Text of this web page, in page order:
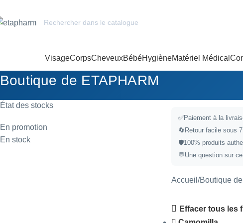
VisageCorpsCheveuxBébéHygièneMatériel Médical
Boutique de ETAPHARM
État des stocks
En promotion
En stock
✅Paiement à la
🔄 Retour facile sous
🛡️100% produits
💬Une question sur
Accueil Boutique
Effacer tous les